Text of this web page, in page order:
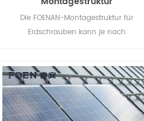
Die FOENAN-Montagestruktur für
Erdschrauben kann je nach